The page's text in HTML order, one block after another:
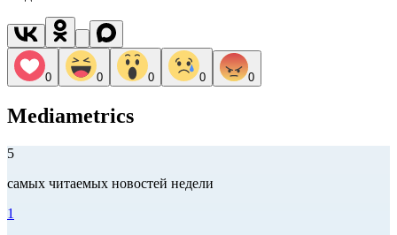
0 0 0 0 0
Mediametrics
5
самых читаемых новостей недели
1